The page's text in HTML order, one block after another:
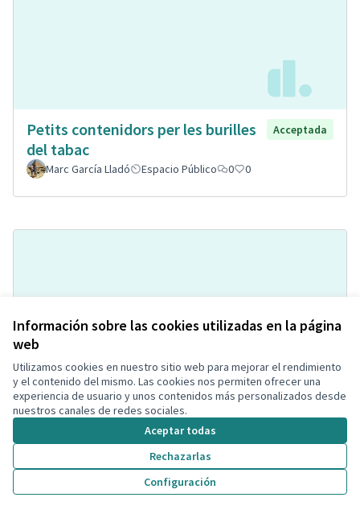
Información sobre las cookies utilizadas en la página
web
Utilizamos cookies en nuestro sitio web para mejorar el rendimiento
y el contenido del mismo. Las cookies nos permiten ofrecer una
experiencia de usuario y unos contenidos más personalizados desde
nuestros canales de redes sociales.
Aceptar todas
Rechazarlas
Configuración
Petits contenidors per les burilles
del tabac
Acceptada
Marc García Lladó Espacio Público 0 0
Pipi-can a la Bòbila de Calafell
Acceptada
Montse Hill
Espacio para mascotas 0 2